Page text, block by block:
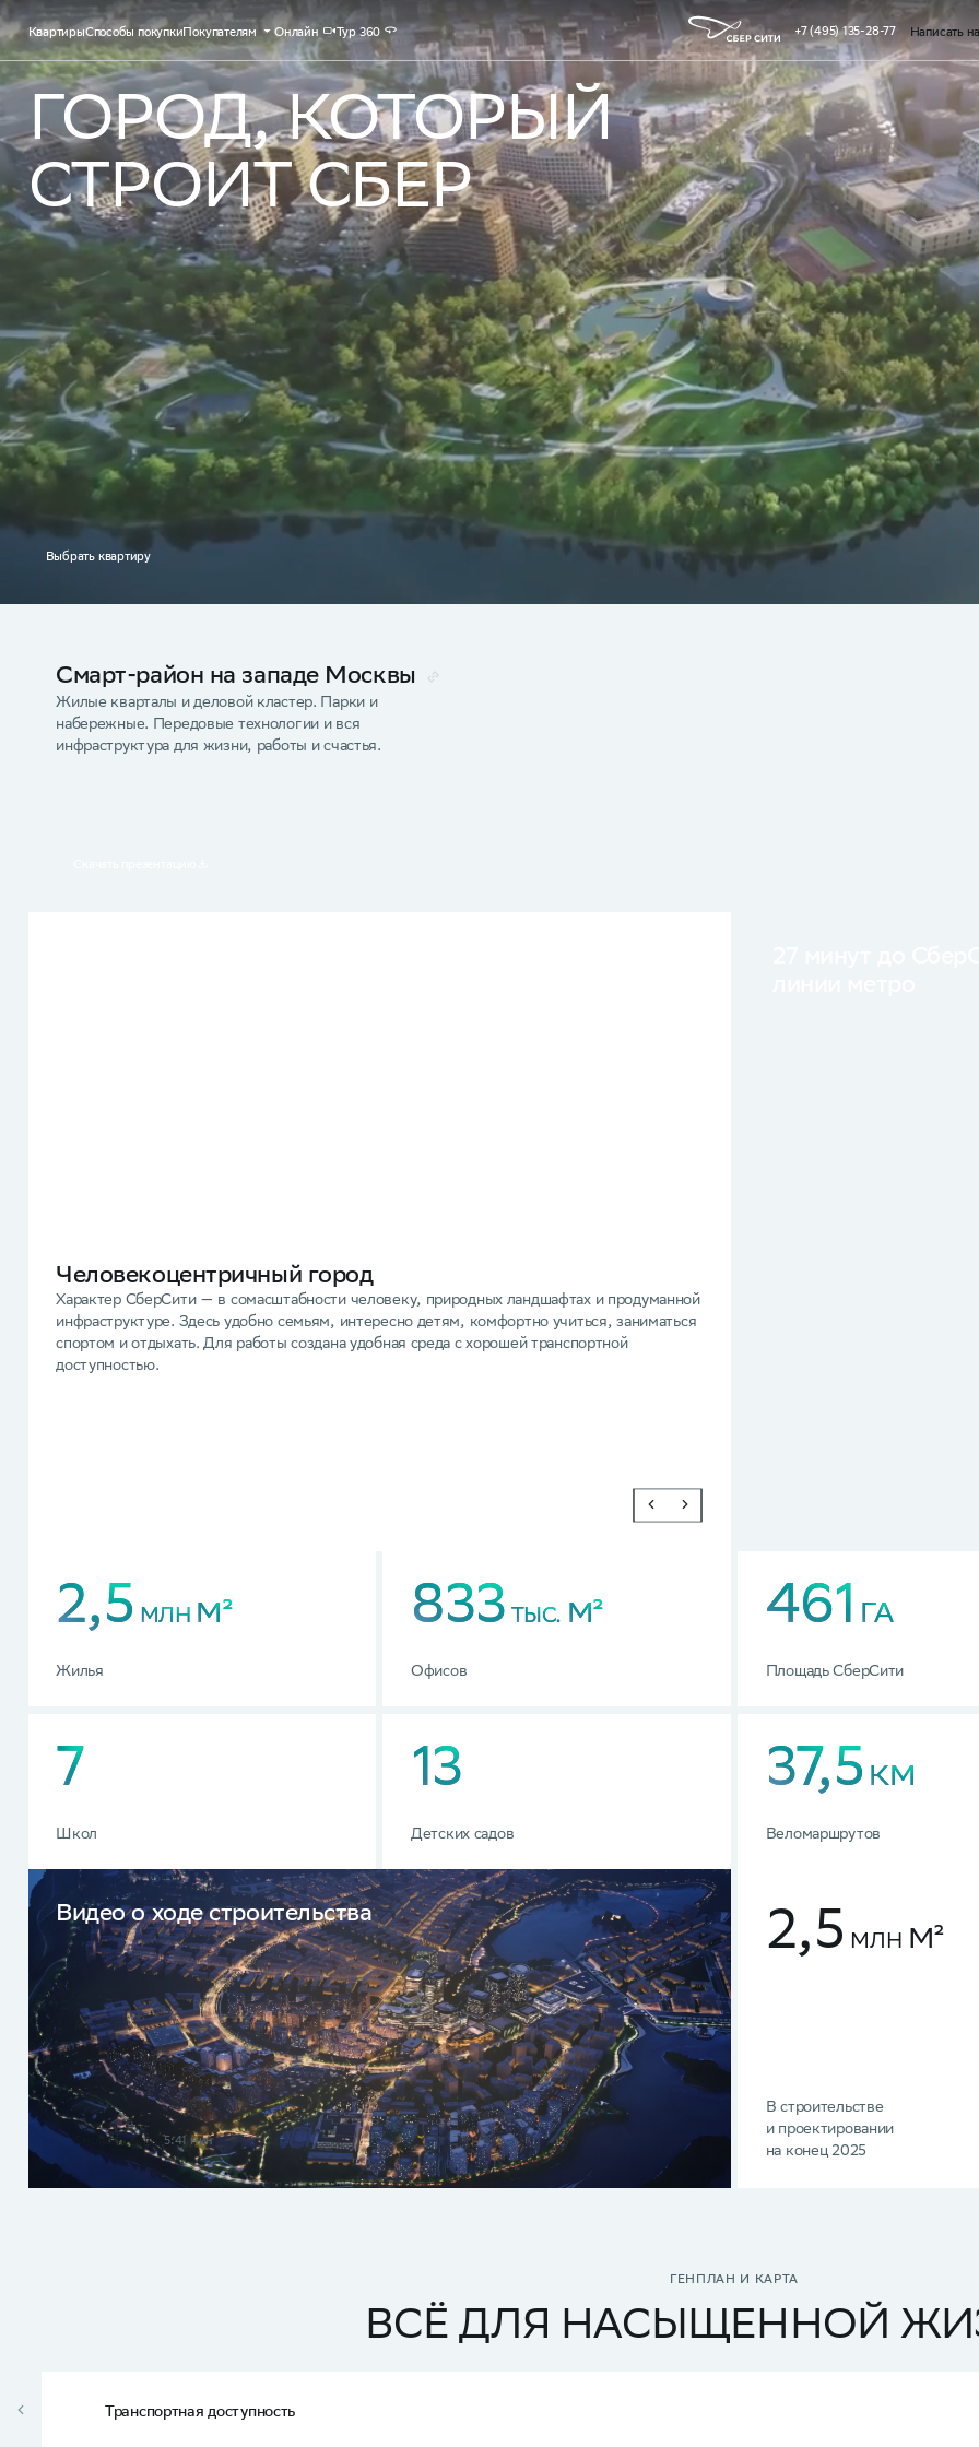
КвартирыСпособы покупкиПокупателям Онлайн Тур 360 +7 (495) 135-28-77 Написать
ГОРОД, КОТОРЫЙ
СТРОИТ СБЕР
Выбрать квартиру
Смарт-район на западе Москвы
Жилые кварталы и деловой кластер. Парки и
набережные. Передовые технологии и вся
инфраструктура для жизни, работы и счастья.
Человекоцентричный город
Характер СберСити — в сомасштабности человеку, природных ландшафтах и продуманной
инфраструктуре. Здесь удобно семьям, интересно детям, комфортно учиться, заниматься
спортом и отдыхать. Для работы создана удобная среда с хорошей транспортной
доступностью.
2,5 МЛН М²
Жилья
833 ТЫС. М²
Офисов
461 ГА
Площадь СберСити
7
Школ
13
Детских садов
37,5 КМ
Веломаршрутов
Видео о ходе строительства
Смотреть видео5:41 мин
2,5 МЛН М²
В строительстве
и проектировании
на конец 2025
ГЕНПЛАН И КАРТА
ВСЁ ДЛЯ НАСЫЩЕННОЙ
Транспортная доступность